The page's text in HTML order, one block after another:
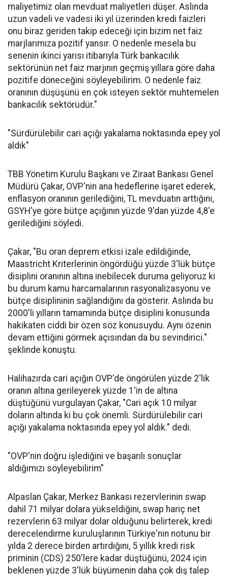
maliyetimiz olan mevduat maliyetleri düşer. Aslında
uzun vadeli ve vadesi iki yıl üzerinden kredi faizleri
onu biraz geriden takip edeceği için bizim net faiz
marjlarımıza pozitif yansır. O nedenle mesela bu
senenin ikinci yarısı itibarıyla Türk bankacılık
sektörünün net faiz marjının geçmiş yıllara göre daha
pozitife döneceğini söyleyebilirim. O nedenle faiz
oranının düşüşünü en çok isteyen sektör muhtemelen
bankacılık sektörüdür."
"Sürdürülebilir cari açığı yakalama noktasında epey yol
aldık"
TBB Yönetim Kurulu Başkanı ve Ziraat Bankası Genel
Müdürü Çakar, OVP'nin ana hedeflerine işaret ederek,
enflasyon oranının gerilediğini, TL mevduatın arttığını,
GSYH'ye göre bütçe açığının yüzde 9'dan yüzde 4,8'e
gerilediğini söyledi.
Çakar, "Bu oran deprem etkisi izale edildiğinde,
Maastricht Kriterlerinin öngördüğü yüzde 3'lük bütçe
disiplini oranının altına inebilecek duruma geliyoruz ki
bu durum kamu harcamalarının rasyonalizasyonu ve
bütçe disiplininin sağlandığını da gösterir. Aslında bu
2000'li yılların tamamında bütçe disiplini konusunda
hakikaten ciddi bir özen söz konusuydu. Aynı özenin
devam ettiğini görmek açısından da bu sevindirici."
şeklinde konuştu.
Halihazırda cari açığın OVP'de öngörülen yüzde 2'lik
oranın altına gerileyerek yüzde 1'in de altına
düştüğünü vurgulayan Çakar, "Cari açık 10 milyar
doların altında ki bu çok önemli. Sürdürülebilir cari
açığı yakalama noktasında epey yol aldık." dedi.
"OVP'nin doğru işlediğini ve başarılı sonuçlar
aldığımızı söyleyebilirim"
Alpaslan Çakar, Merkez Bankası rezervlerinin swap
dahil 71 milyar dolara yükseldiğini, swap hariç net
rezervlerin 63 milyar dolar olduğunu belirterek, kredi
derecelendirme kuruluşlarının Türkiye'nin notunu bir
yılda 2 derece birden artırdığını, 5 yıllık kredi risk
priminin (CDS) 250'lere kadar düştüğünü, 2024 için
beklenen yüzde 3'lük büyümenin daha çok dış talep